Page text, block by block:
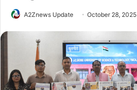
A2Znews Update October 28, 2025